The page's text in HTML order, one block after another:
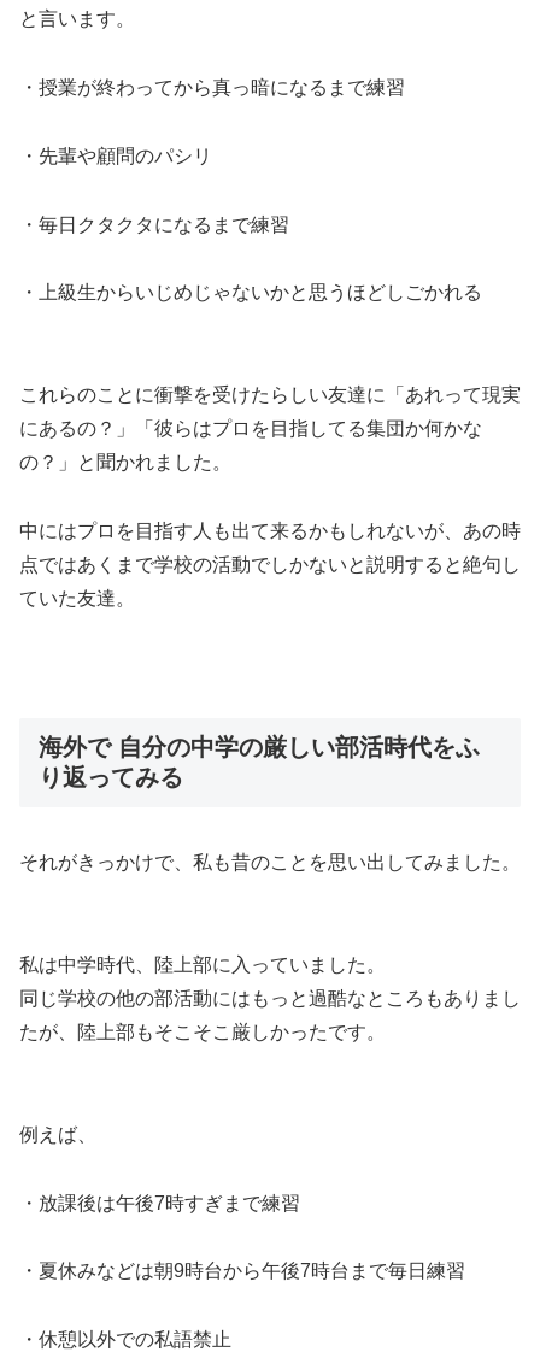
と言います。
・授業が終わってから真っ暗になるまで練習
・先輩や顧問のパシリ
・毎日クタクタになるまで練習
・上級生からいじめじゃないかと思うほどしごかれる
これらのことに衝撃を受けたらしい友達に「あれって現実
にあるの？」
「彼らはプロを目指してる集団か何かな
の？」
と聞かれました。
中にはプロを目指す人も出て来るかもしれないが、あの時
点ではあくまで学校の活動でしかないと説明すると絶句し
ていた友達。
海外で 自分の中学の厳しい部活時代をふ
り返ってみる
それがきっかけで、私も昔のことを思い出してみました。
私は中学時代、陸上部に入っていました。
同じ学校の他の部活動にはもっと過酷なところもありまし
たが、陸上部もそこそこ厳しかったです。
例えば、
・放課後は午後7時すぎまで練習
・夏休みなどは朝9時台から午後7時台まで毎日練習
・休憩以外での私語禁止